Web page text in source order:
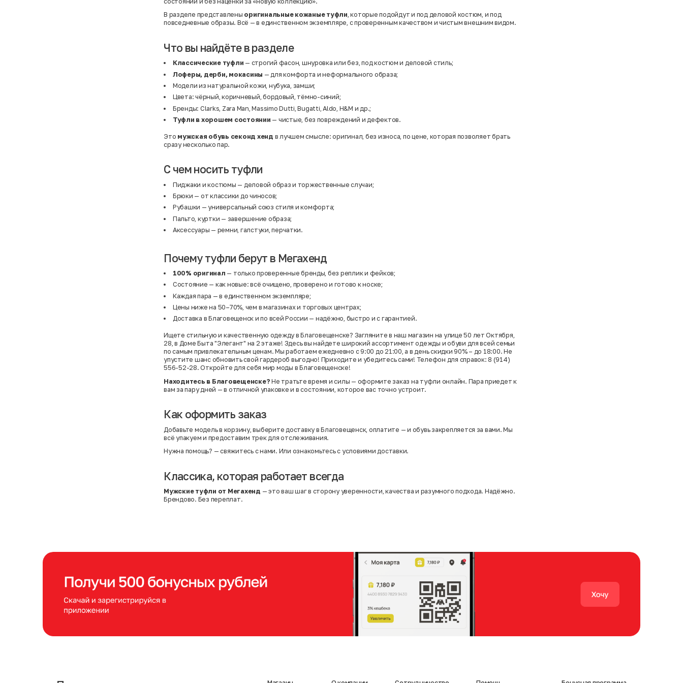
В разделе представлены оригинальные кожаные туфли, которые подойдут и под деловой костюм, и под
повседневные образы. Всё — в единственном экземпляре, с проверенным качеством и чистым внешним видом.
Что вы найдёте в разделе
Классические туфли — строгий фасон, шнуровка или без, под костюм и деловой стиль;
Лоферы, дерби, мокасины — для комфорта и неформального образа;
Модели из натуральной кожи, нубука, замши;
Цвета: чёрный, коричневый, бордовый, тёмно-синий;
Бренды: Clarks, Zara Man, Massimo Dutti, Bugatti, Aldo, H&M и др.;
Туфли в хорошем состоянии — чистые, без повреждений и дефектов.
Это мужская обувь секонд хенд в лучшем смысле: оригинал, без износа, по цене, которая позволяет брать
сразу несколько пар.
С чем носить туфли
Пиджаки и костюмы — деловой образ и торжественные случаи;
Брюки — от классики до чиносов;
Рубашки — универсальный союз стиля и комфорта;
Пальто, куртки — завершение образа;
Аксессуары — ремни, галстуки, перчатки.
Почему туфли берут в Мегахенд
100% оригинал — только проверенные бренды, без реплик и фейков;
Состояние — как новые: всё очищено, проверено и готово к носке;
Каждая пара — в единственном экземпляре;
Цены ниже на 50–70%, чем в магазинах и торговых центрах;
Доставка в Благовещенск и по всей России — надёжно, быстро и с гарантией.
Ищете стильную и качественную одежду в Благовещенске? Загляните в наш магазин на улице 50 лет Октября,
28, в Доме Быта "Элегант" на 2 этаже! Здесь вы найдете широкий ассортимент одежды и обуви для всей семьи
по самым привлекательным ценам. Мы работаем ежедневно с 9:00 до 21:00, а в день скидки 90% – до 18:00. Не
упустите шанс обновить свой гардероб выгодно! Приходите и убедитесь сами! Телефон для справок: 8 (914)
556-52-28. Откройте для себя мир моды в Благовещенске!
Находитесь в Благовещенске? Не тратьте время и силы — оформите заказ на туфли онлайн. Пара приедет к
вам за пару дней — в отличной упаковке и в состоянии, которое вас точно устроит.
Как оформить заказ
Добавьте модель в корзину, выберите доставку в Благовещенск, оплатите — и обувь закрепляется за вами. Мы
всё упакуем и предоставим трек для отслеживания.
Нужна помощь? — свяжитесь с нами. Или ознакомьтесь с условиями доставки.
Классика, которая работает всегда
Мужские туфли от Мегахенд — это ваш шаг в сторону уверенности, качества и разумного подхода. Надёжно.
Брендово. Без переплат.